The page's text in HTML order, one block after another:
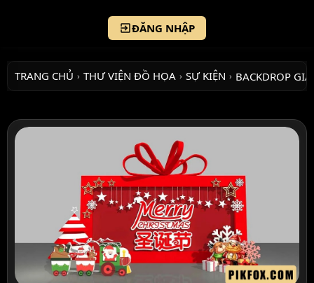
ĐĂNG NHẬP
TRANG CHỦ › THƯ VIỆN ĐỒ HỌA › SỰ KIỆN › BACKDROP